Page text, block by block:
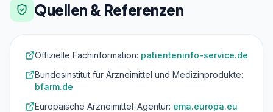
Quellen & Referenzen
Offizielle Fachinformation: patienteninfo-service.de
Bundesinstitut für Arzneimittel und Medizinprodukte:
bfarm.de
Europäische Arzneimittel-Agentur: ema.europa.eu